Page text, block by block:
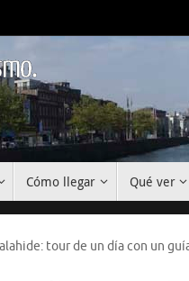
Cómo llegar Qué ver
tour de un día con un